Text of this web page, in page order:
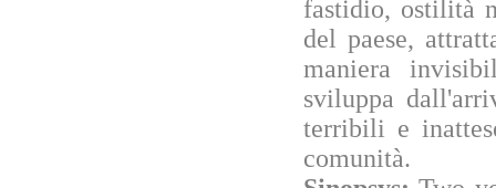
fastidio, ostilità
del paese,
maniera
sviluppa
terribili e
comunità.